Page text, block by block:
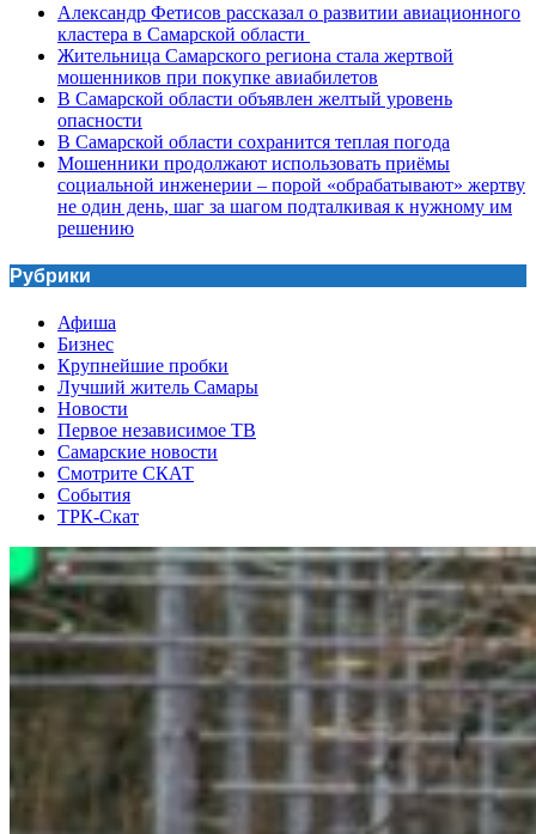
Александр Фетисов рассказал о развитии авиационного
кластера в Самарской области
Жительница Самарского региона стала жертвой
мошенников при покупке авиабилетов
В Самарской области объявлен желтый уровень
опасности
В Самарской области сохранится теплая погода
Мошенники продолжают использовать приёмы
социальной инженерии – порой «обрабатывают» жертву
не один день, шаг за шагом подталкивая к нужному им
решению
Рубрики
Афиша
Бизнес
Крупнейшие пробки
Лучший житель Самары
Новости
Первое независимое ТВ
Самарские новости
Смотрите СКАТ
События
ТРК-Скат